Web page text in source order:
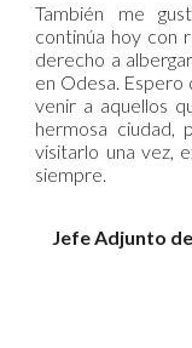
También me
continúa hoy con
derecho a
en Odesa. Espero
venir a aquellos
hermosa ciudad,
visitarlo una vez,
siempre.
Jefe Adjunto